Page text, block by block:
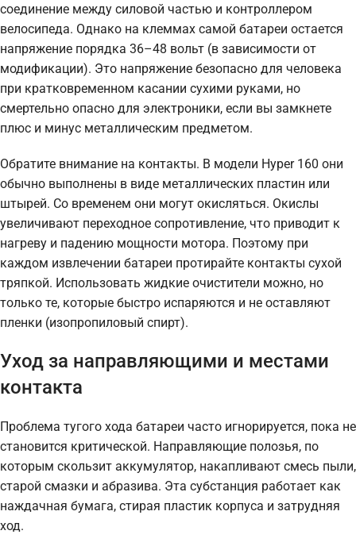
соединение между силовой частью и контроллером
велосипеда. Однако на клеммах самой батареи остается
напряжение порядка 36–48 вольт (в зависимости от
модификации). Это напряжение безопасно для человека
при кратковременном касании сухими руками, но
смертельно опасно для электроники, если вы замкнете
плюс и минус металлическим предметом.
Обратите внимание на контакты. В модели Hyper 160 они
обычно выполнены в виде металлических пластин или
штырей. Со временем они могут окисляться. Окислы
увеличивают переходное сопротивление, что приводит к
нагреву и падению мощности мотора. Поэтому при
каждом извлечении батареи протирайте контакты сухой
тряпкой. Использовать жидкие очистители можно, но
только те, которые быстро испаряются и не оставляют
пленки (изопропиловый спирт).
Уход за направляющими и местами
контакта
Проблема тугого хода батареи часто игнорируется, пока не
становится критической. Направляющие полозья, по
которым скользит аккумулятор, накапливают смесь пыли,
старой смазки и абразива. Эта субстанция работает как
наждачная бумага, стирая пластик корпуса и затрудняя
ход.